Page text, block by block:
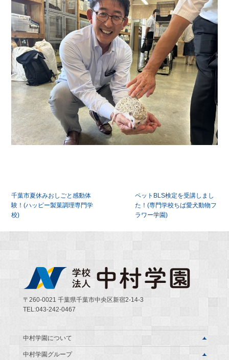
稿
ナ
シ
ン
千葉市夏休みおしごと感動体
験！(ハッピー製菓調理専門学
校)
ペットBLS検定を受講しまし
た！(専門学校ちば愛犬動物フ
ラワー学園)
〒260-0021 千葉県千葉市中央区新宿2-14-3
TEL:043-242-0467
中村学園について
中村学園グループ